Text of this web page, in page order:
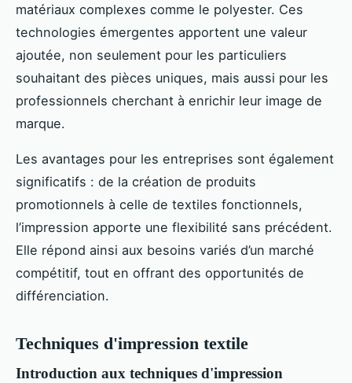
matériaux complexes comme le polyester. Ces
technologies émergentes apportent une valeur
ajoutée, non seulement pour les particuliers
souhaitant des pièces uniques, mais aussi pour les
professionnels cherchant à enrichir leur image de
marque.
Les avantages pour les entreprises sont également
significatifs : de la création de produits
promotionnels à celle de textiles fonctionnels,
l’impression apporte une flexibilité sans précédent.
Elle répond ainsi aux besoins variés d’un marché
compétitif, tout en offrant des opportunités de
différenciation.
Techniques d'impression textile
Introduction aux techniques d'impression